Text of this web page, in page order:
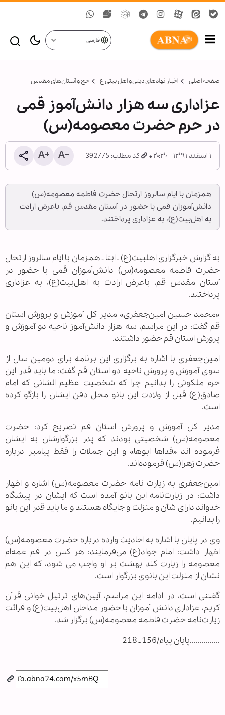
فارسی
صفحه اصلی اخبار نهادهای دینی و اهل بیتی ع حج و آستان‌های مقدس
عزاداری سه هزار دانش‌آموز قمی
در حرم حضرت معصومه(س)
۱ اسفند ۱۳۹۱ - ۲۰:۳۰ کد مطلب: 392775
همزمان با ایام سالروز ارتحال حضرت فاطمه معصومه(س)
دانش‌آموزان قمی با حضور در آستان مقدس قم، باعرض ارادت
به اهل‌بیت(ع)،‌ به عزاداری پرداختند.
به گزارش خبرگزاری اهل‏بیت(ع) ـ ابنا ـ همزمان با ایام سالروز ارتحال
حضرت فاطمه معصومه(س) دانش‌آموزان قمی با حضور در
آستان مقدس قم، باعرض ارادت به اهل‌بیت(ع)،‌ به عزاداری
پرداختند.
«محمد حسین امین‌جعفری» مدیر کل آموزش و پرورش استان
قم گفت: در این مراسم، سه هزار دانش‌آموز ناحیه دو آموزش و
پرورش استان قم حضور داشتند.
امین‌جعفری با اشاره به برگزاری این برنامه برای دومین سال از
سوی آموزش و پرورش ناحیه دو استان قم گفت: ما باید قدر این
حرم ملکوتی را بدانیم چرا که شخصیت عظیم الشانی که امام
صادق(ع) قبل از ولادت این بانو محل دفن ایشان را بازگو کرده
است.
مدیر کل آموزش و پرورش استان قم تصریح کرد:‌ حضرت
معصومه(س) شخصیتی بودند که پدر بزرگوارشان به ایشان
فرموده اند «فداها ابوها» و این جملات را فقط پیامبر درباره
حضرت زهرا(س) فرموده‌اند.
امین‌جعفری به زیارت نامه حضرت معصومه(س) اشاره و اظهار
داشت: ‌در زیارت‌نامه این بانو آمده است که ایشان در پیشگاه
خدواند دارای شأن و منزلت و جایگاه هستند و ما باید قدر این بانو
را بدانیم.
وی در پایان با اشاره به احادیث وارده درباره حضرت معصومه(س)
اظهار داشت: ‌امام جواد(ع) می‌فرمایند: هر کس در قم عمه‌ام
معصومه را زیارت کند بهشت بر او واجب می شود، که این هم
نشان از منزلت این بانوی بزرگوار است.
گفتنی است، در ادامه این مراسم، آیین‌های ترتیل خوانی قرآن
کریم، عزاداری دانش آموزان با حضور مداحان اهل‌بیت(ع) و قرائت
زیارت‌نامه حضرت فاطمه معصومه(س) برگزار شد.
...............پایان پیام/156 ـ 218